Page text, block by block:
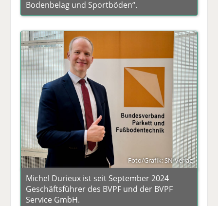
Bodenbelag und Sportböden“.
Foto/Grafik: SN-Verlag
Michel Durieux ist seit September 2024
Geschäftsführer des BVPF und der BVPF
Service GmbH.